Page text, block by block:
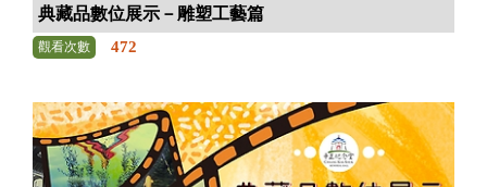
典藏品數位展示－雕塑工藝篇
觀看次數 472